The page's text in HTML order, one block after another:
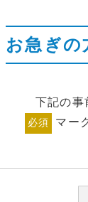
お急ぎの
下記の事
必須 マー